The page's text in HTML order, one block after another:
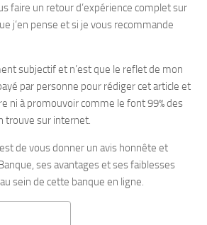
faire un retour d’expérience complet sur
j’en pense et si je vous recommande
subjectif et n’est que le reflet de mon
par personne pour rédiger cet article et
ni à promouvoir comme le font 99% des
trouve sur internet.
de vous donner un avis honnête et
ses avantages et ses faiblesses
sein de cette banque en ligne.